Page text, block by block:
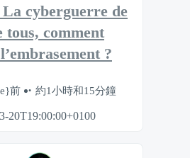
cyberguerr e de
tous, comment
?
前 約1小時和15分鐘
20T19:00:00+0100